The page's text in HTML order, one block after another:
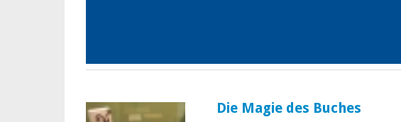
Die Magie des Buches